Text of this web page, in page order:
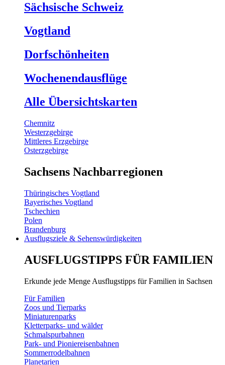
Sächsische Schweiz
Vogtland
Dorfschönheiten
Wochenendausflüge
Alle Übersichtskarten
Chemnitz
Westerzgebirge
Mittleres Erzgebirge
Osterzgebirge
Sachsens Nachbarregionen
Thüringisches Vogtland
Bayerisches Vogtland
Tschechien
Polen
Brandenburg
Ausflugsziele & Sehenswürdigkeiten
AUSFLUGSTIPPS FÜR FAMILIEN
Erkunde jede Menge Ausflugstipps für Familien in Sachsen
Für Familien
Zoos und Tierparks
Miniaturenparks
Kletterparks- und wälder
Schmalspurbahnen
Park- und Pioniereisenbahnen
Sommerrodelbahnen
Planetarien